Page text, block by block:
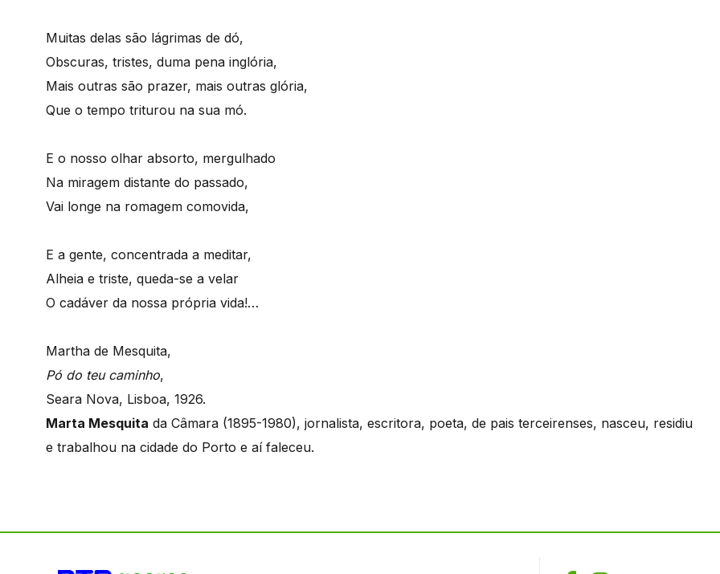
Muitas delas são lágrimas de dó,
Obscuras, tristes, duma pena inglória,
Mais outras são prazer, mais outras glória,
Que o tempo triturou na sua mó.
E o nosso olhar absorto, mergulhado
Na miragem distante do passado,
Vai longe na romagem comovida,
E a gente, concentrada a meditar,
Alheia e triste, queda-se a velar
O cadáver da nossa própria vida!…
Martha de Mesquita,
Pó do teu caminho,
Seara Nova, Lisboa, 1926.
Marta Mesquita da Câmara (1895-1980), jornalista, escritora, poeta, de pais terceirenses, nasceu, residiu
e trabalhou na cidade do Porto e aí faleceu.